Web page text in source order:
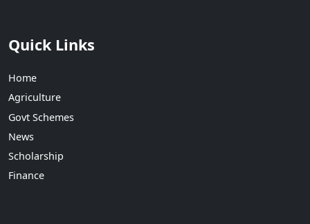
Quick Links
Home
Agriculture
Govt Schemes
News
Scholarship
Finance